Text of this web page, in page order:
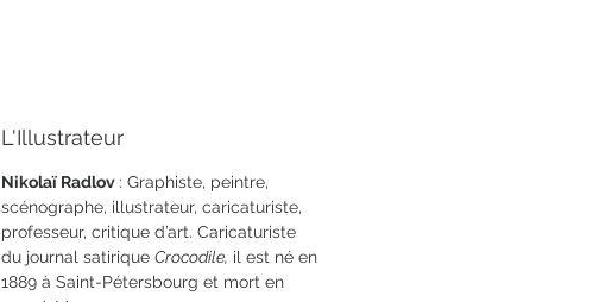
L'Illustrateur
Nikolaï Radlov : Graphiste, peintre,
scénographe, illustrateur, caricaturiste,
professeur, critique d’art. Caricaturiste
du journal satirique Crocodile, il est né en
1889 à Saint-Pétersbourg et mort en